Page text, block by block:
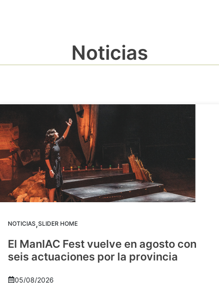
Noticias
NOTICIAS,SLIDER HOME
El ManIAC Fest vuelve en agosto con
seis actuaciones por la provincia
05/08/2026